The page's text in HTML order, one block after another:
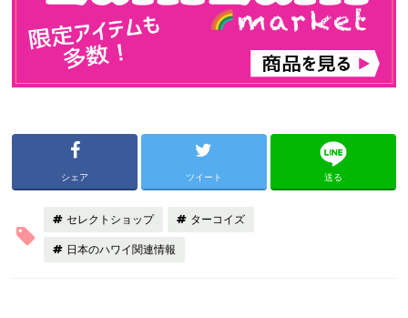
シェア ツイート 送る
セレクトショップ ターコイズ
日本のハワイ関連情報